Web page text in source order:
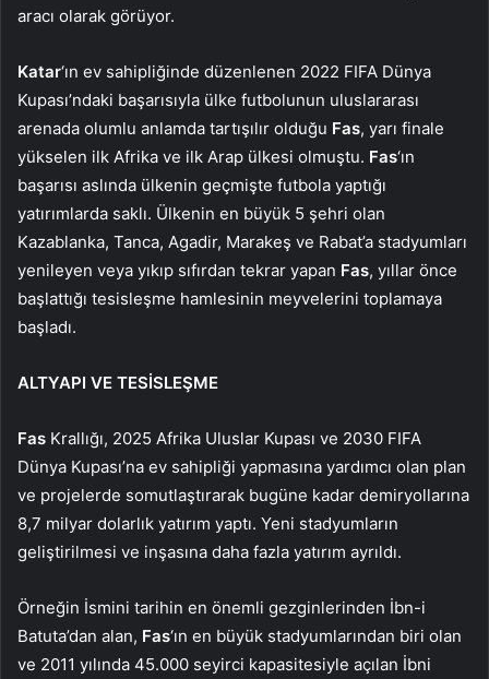
aracı olarak görüyor.
Katar‘ın ev sahipliğinde düzenlenen 2022 FIFA Dünya
Kupası’ndaki başarısıyla ülke futbolunun uluslararası
arenada olumlu anlamda tartışılır olduğu Fas, yarı finale
yükselen ilk Afrika ve ilk Arap ülkesi olmuştu. Fas‘ın
başarısı aslında ülkenin geçmişte futbola yaptığı
yatırımlarda saklı. Ülkenin en büyük 5 şehri olan
Kazablanka, Tanca, Agadir, Marakeş ve Rabat’a stadyumları
yenileyen veya yıkıp sıfırdan tekrar yapan Fas, yıllar önce
başlattığı tesisleşme hamlesinin meyvelerini toplamaya
başladı.
ALTYAPI VE TESİSLEŞME
Fas Krallığı, 2025 Afrika Uluslar Kupası ve 2030 FIFA
Dünya Kupası’na ev sahipliği yapmasına yardımcı olan plan
ve projelerde somutlaştırarak bugüne kadar demiryollarına
8,7 milyar dolarlık yatırım yaptı. Yeni stadyumların
geliştirilmesi ve inşasına daha fazla yatırım ayrıldı.
Örneğin İsmini tarihin en önemli gezginlerinden İbn-i
Batuta’dan alan, Fas‘ın en büyük stadyumlarından biri olan
ve 2011 yılında 45.000 seyirci kapasitesiyle açılan İbni